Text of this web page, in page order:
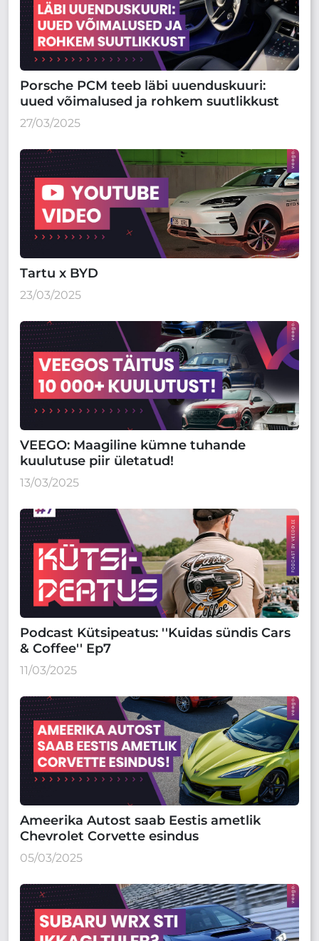
Porsche PCM teeb läbi uuenduskuuri:
uued võimalused ja rohkem suutlikkust
27/03/2025
Tartu x BYD
23/03/2025
VEEGO: Maagiline kümne tuhande
kuulutuse piir ületatud!
13/03/2025
Podcast Kütsipeatus: ''Kuidas sündis Cars
& Coffee'' Ep7
11/03/2025
Ameerika Autost saab Eestis ametlik
Chevrolet Corvette esindus
05/03/2025